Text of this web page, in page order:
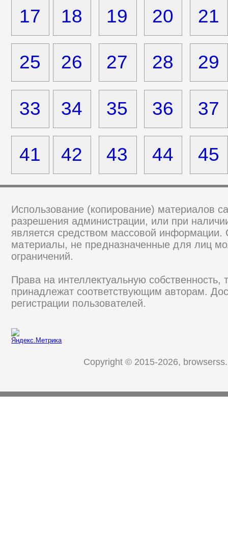
17 18 19 20 21
25 26 27 29
28
33 34 35 36 37
41 42 43 44 45
Использование (копирование) материалов
разрешения администрации, или при
является средством массовой информации.
материалы, не предназначенные для лиц
ограничений.
Права на интеллектуальную собственность,
принадлежат соответствующим авторам.
регистрации пользователей.
Copyright © 2015-2026,